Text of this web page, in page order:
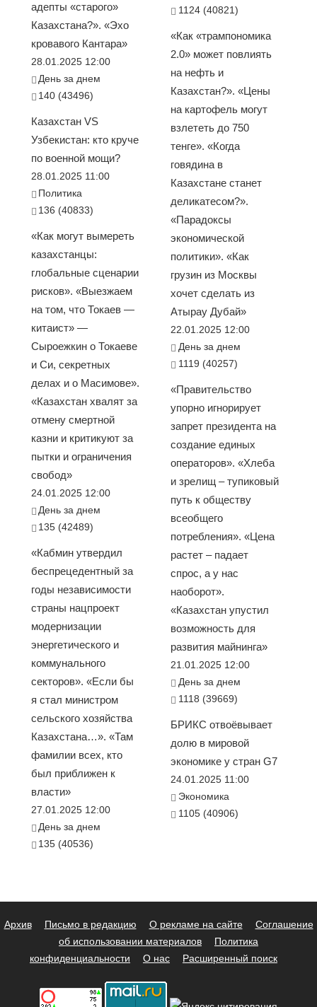
адепты «старого»
Казахстана?». «Эхо
кровавого Кантара»
28.01.2025 12:00
День за днем
140 (43496)
Казахстан VS
Узбекистан: кто круче
по военной мощи?
28.01.2025 11:00
Политика
136 (40833)
«Как могут вымереть
казахстанцы:
глобальные сценарии
рисков». «Выезжаем
на том, что Токаев —
китаист» —
Сыроежкин о Токаеве
и Си, секретных
делах и о Масимове».
«Казахстан хвалят за
отмену смертной
казни и критикуют за
пытки и ограничения
свобод»
24.01.2025 12:00
День за днем
135 (42489)
«Кабмин утвердил
беспрецедентный за
годы независимости
страны нацпроект
модернизации
энергетического и
коммунального
секторов». «Если бы
я стал министром
сельского хозяйства
Казахстана…». «Там
фамилии всех, кто
был приближен к
власти»
27.01.2025 12:00
День за днем
135 (40536)
1124 (40821)
«Как «трампономика
2.0» может повлиять
на нефть и
Казахстан?». «Цены
на картофель могут
взлететь до 750
тенге». «Когда
говядина в
Казахстане станет
деликатесом?».
«Парадоксы
экономической
политики». «Как
грузин из Москвы
хочет сделать из
Атырау Дубай»
22.01.2025 12:00
День за днем
1119 (40257)
«Правительство
упорно игнорирует
запрет президента на
создание единых
операторов». «Хлеба
и зрелищ – тупиковый
путь к обществу
всеобщего
потребления». «Цена
растет – падает
спрос, а у нас
наоборот».
«Казахстан упустил
возможность для
развития майнинга»
21.01.2025 12:00
День за днем
1118 (39669)
БРИКС отвоёвывает
долю в мировой
экономике у стран G7
24.01.2025 11:00
Экономика
1105 (40906)
Архив Письмо в редакцию О рекламе на сайте
Соглашение
об использовании материалов
Политика
конфиденциальности
О нас Расширенный поиск